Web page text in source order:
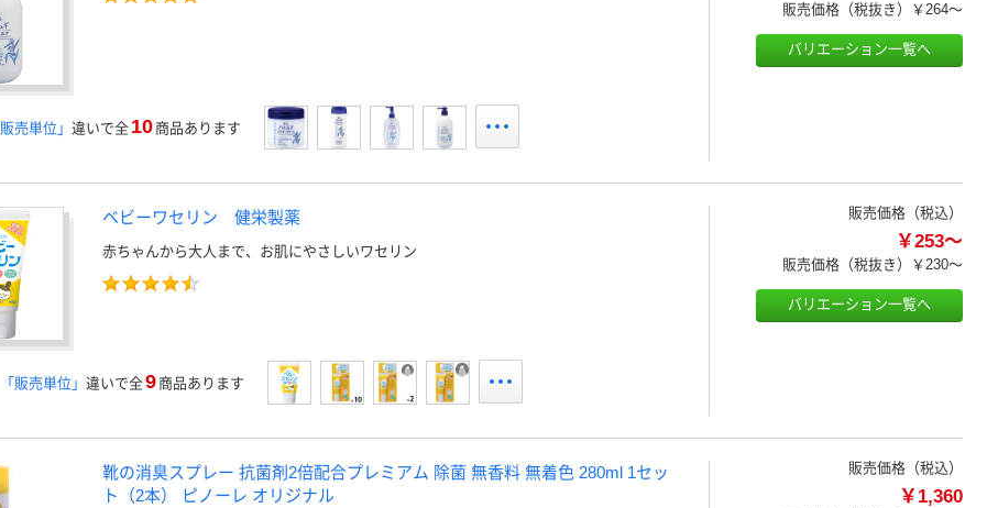
売単位」 違いで全 10 商品あります
販売価格（税抜き） ￥264～
バリエーション一覧へ
ベビーワセリン 健栄製薬
赤ちゃんから大人まで、お肌にやさしいワセリン
販売単位」 違いで全9 商品あります
販売価格（税込）
￥253～
販売価格（税抜き） ￥230～
バリエーション一覧へ
靴の消臭スプレー 抗菌剤2倍配合プレミアム 除菌 無香料 無着色 280ml 1セッ
ト（2本） ピノーレ オリジナル
販売価格（税込）
￥1,360